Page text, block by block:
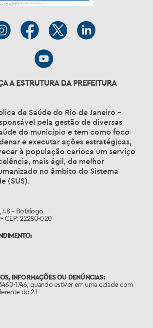
A ESTRUTURA DA PREFEITURA
de Saúde do Rio de Janeiro –
pela gestão de diversas
do município e tem como foco
e executar ações estratégicas,
à população carioca um serviço
mais ágil, de melhor
no âmbito do Sistema
(SUS).
48 – Botafogo
CEP: 22280-020
INFORMAÇÕES OU DENÚNCIAS:
1746, quando estiver em uma cidade com
do 21.